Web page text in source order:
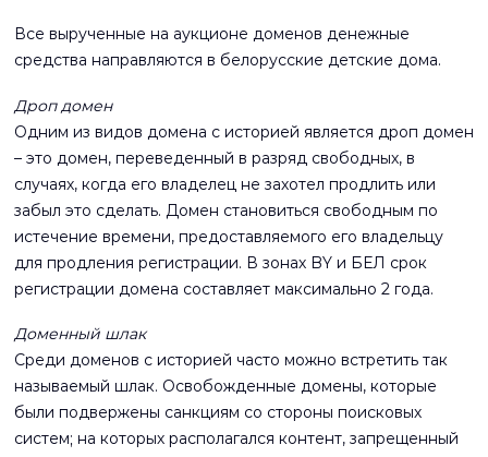
Все вырученные на аукционе доменов денежные
средства направляются в белорусские детские дома.
Дроп домен
Одним из видов домена с историей является дроп домен
– это домен, переведенный в разряд свободных, в
случаях, когда его владелец не захотел продлить или
забыл это сделать. Домен становиться свободным по
истечение времени, предоставляемого его владельцу
для продления регистрации. В зонах BY и БЕЛ срок
регистрации домена составляет максимально 2 года.
Доменный шлак
Среди доменов с историей часто можно встретить так
называемый шлак. Освобожденные домены, которые
были подвержены санкциям со стороны поисковых
систем; на которых располагался контент, запрещенный